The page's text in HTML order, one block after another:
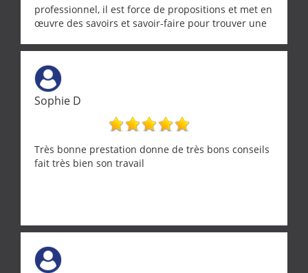
professionnel, il est force de propositions et met en
œuvre des savoirs et savoir-faire pour trouver une
demande de l écoute et de la considération, ce qui
ne se trouve que chez les pationnés de leur métier.
Merci a ce monsieur pour sa disponibilité
Sophie D
Très bonne prestation donne de très bons conseils
fait très bien son travail